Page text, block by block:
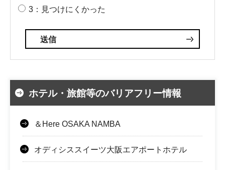
3：見つけにくかった
ホテル・旅館等のバリアフリー情報
＆Here OSAKA NAMBA
オディシススイーツ大阪エアポートホテル